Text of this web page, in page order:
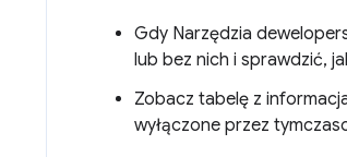
Gdy Narzędzia
lub bez nich i sprawdzić,
Zobacz tabelę z
wyłączone przez